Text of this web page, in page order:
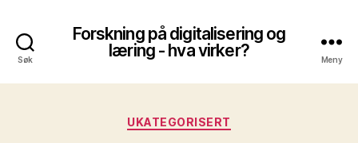
Søk
Forskning på digitalisering og
læring - hva virker?
Meny
Kategorier
UKATEGORISERT